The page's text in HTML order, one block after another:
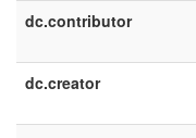
dc.contributor
dc.creator